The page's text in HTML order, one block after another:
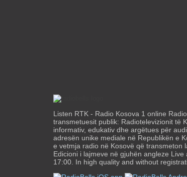
Listen RTK - Radio Kosova 1 online
transmetuesit publik: Radiotelevizionit të
informativ, edukativ dhe argëtues për
adresën unike mediale në Republikën e
e vetmja radio në Kosovë që transmeton
Edicioni i lajmeve në gjuhën angleze
17:00. In high quality and without